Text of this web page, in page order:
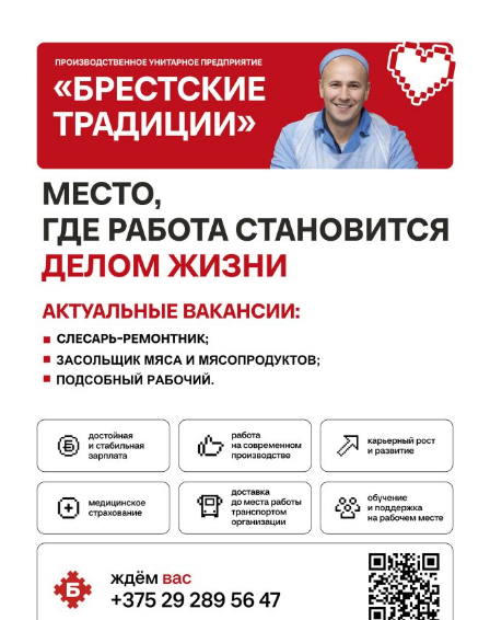
Газета
"Драгічынскі Веснік"